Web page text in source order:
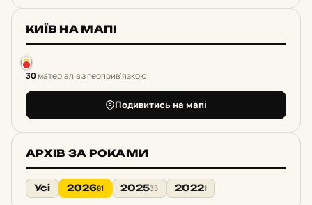
КИЇВ НА МАПІ
30матеріалів з геоприв'язкою
Подивитись на мапі
АРХІВ ЗА РОКАМИ
Усі 202681 202535 20221